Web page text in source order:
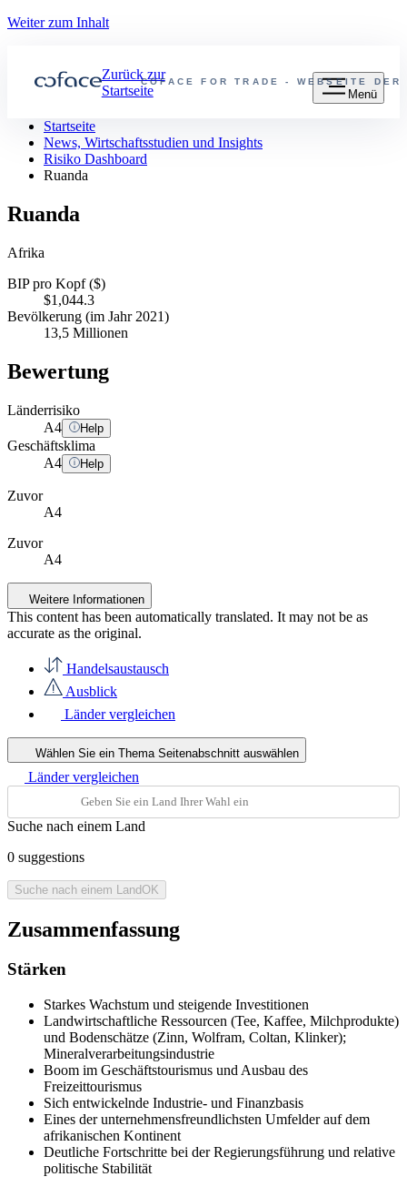
Weiter zum Inhalt
COFACE FOR TRADE - WEBSEITE DER
Zurück zur
Startseite
Menü
Startseite
News, Wirtschaftsstudien und Insights
Risiko Dashboard
Ruanda
Ruanda
Afrika
BIP pro Kopf ($)
$1,044.3
Bevölkerung (im Jahr 2021)
13,5 Millionen
Bewertung
Länderrisiko
A4 Help
Geschäftsklima
A4 Help
Zuvor
A4
Zuvor
A4
Weitere Informationen
This content has been automatically translated. It may not be as
accurate as the original.
Handelsaustausch
Ausblick
Länder vergleichen
Wählen Sie ein Thema Seitenabschnitt auswählen
Länder vergleichen
Suche nach einem Land
0 suggestions
Suche nach einem LandOK
Zusammenfassung
Stärken
Starkes Wachstum und steigende Investitionen
Landwirtschaftliche Ressourcen (Tee, Kaffee, Milchprodukte)
und Bodenschätze (Zinn, Wolfram, Coltan, Klinker);
Mineralverarbeitungsindustrie
Boom im Geschäftstourismus und Ausbau des
Freizeittourismus
Sich entwickelnde Industrie- und Finanzbasis
Eines der unternehmensfreundlichsten Umfelder auf dem
afrikanischen Kontinent
Deutliche Fortschritte bei der Regierungsführung und relative
politische Stabilität